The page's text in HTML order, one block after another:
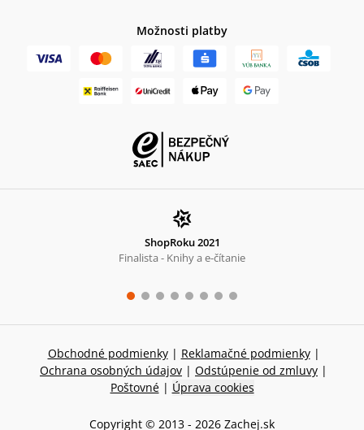
Možnosti platby
ShopRoku 2021
Finalista - Knihy a e-čítanie
Obchodné podmienky | Reklamačné podmienky |
Ochrana osobných údajov | Odstúpenie od zmluvy |
Poštovné | Úprava cookies
Copyright © 2013 - 2026 Zachej.sk